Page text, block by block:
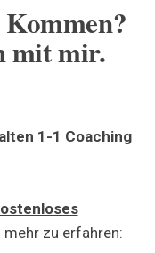
mit mir.
1-1 Coaching
mehr zu erfahren: